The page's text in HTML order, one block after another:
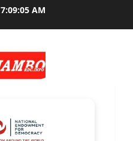
7:09:06 AM